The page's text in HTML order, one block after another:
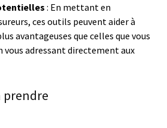
: En mettant en
ces outils peuvent aider à
avantageuses que celles que vous
adressant directement aux
prendre